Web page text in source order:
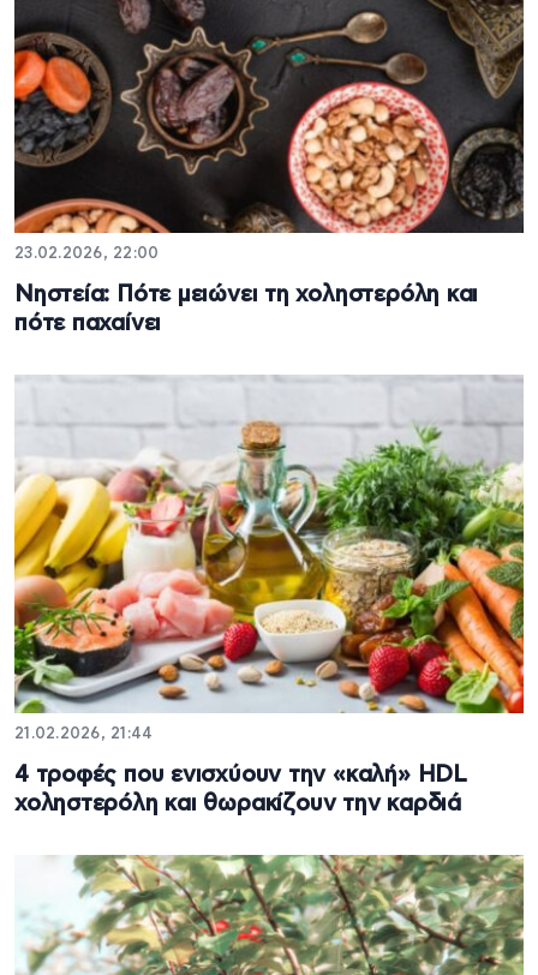
23.02.2026, 22:00
Νηστεία: Πότε μειώνει τη χοληστερόλη και
πότε παχαίνει
21.02.2026, 21:44
4 τροφές που ενισχύουν την «καλή» HDL
χοληστερόλη και θωρακίζουν την καρδιά